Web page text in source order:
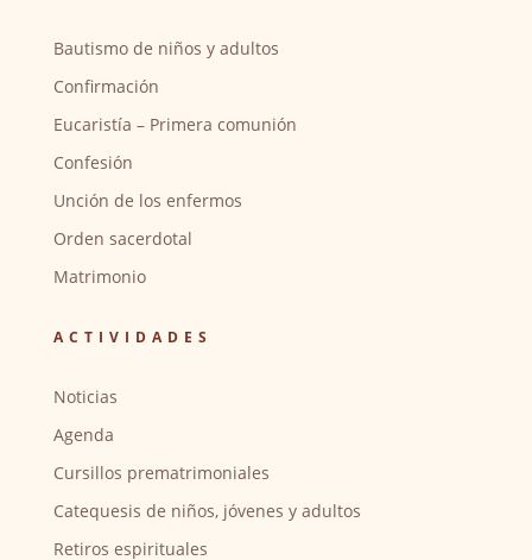
Bautismo de niños y adultos
Confirmación
Eucaristía – Primera comunión
Confesión
Unción de los enfermos
Orden sacerdotal
Matrimonio
ACTIVIDADES
Noticias
Agenda
Cursillos prematrimoniales
Catequesis de niños, jóvenes y adultos
Retiros espirituales